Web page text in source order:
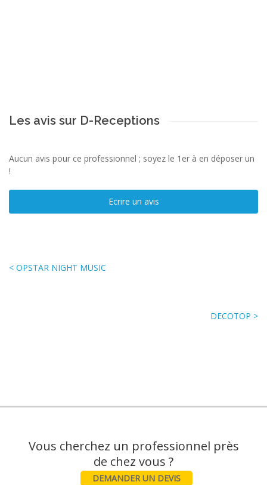
Les avis sur D-Receptions
Aucun avis pour ce professionnel ; soyez le 1er à en déposer un
!
Ecrire un avis
< OPSTAR NIGHT MUSIC
DECOTOP >
Vous cherchez un professionnel près
DEMANDER UN DEVIS